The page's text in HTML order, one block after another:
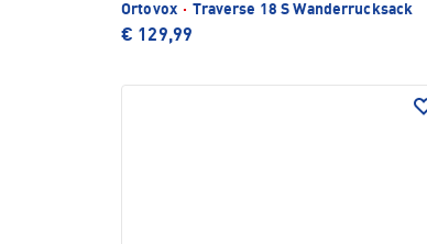
Ortovox · Traverse 18 S Wanderrucksack
€ 129,99